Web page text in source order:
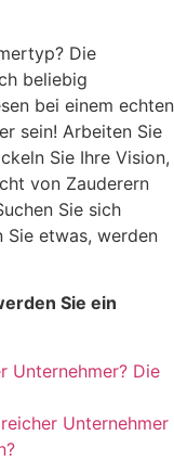
Die
beliebig
bei einem echten
sein! Arbeiten Sie
Sie Ihre Vision,
von Zauderern
Sie sich
Sie etwas, werden
Sie ein
Unternehmer? Die
Unternehmer